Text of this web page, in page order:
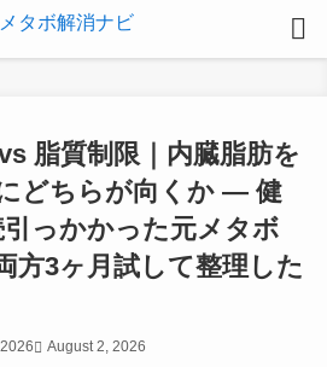
脂質制限｜内臓脂肪を
どちらが向くか — 健
っかかった元メタボ
方3ヶ月試して整理した
August 2, 2026